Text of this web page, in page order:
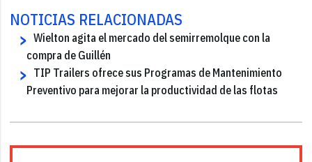
NOTICIAS RELACIONADAS
Wielton agita el mercado del semirremolque con la
compra de Guillén
TIP Trailers ofrece sus Programas de Mantenimiento
Preventivo para mejorar la productividad de las flotas